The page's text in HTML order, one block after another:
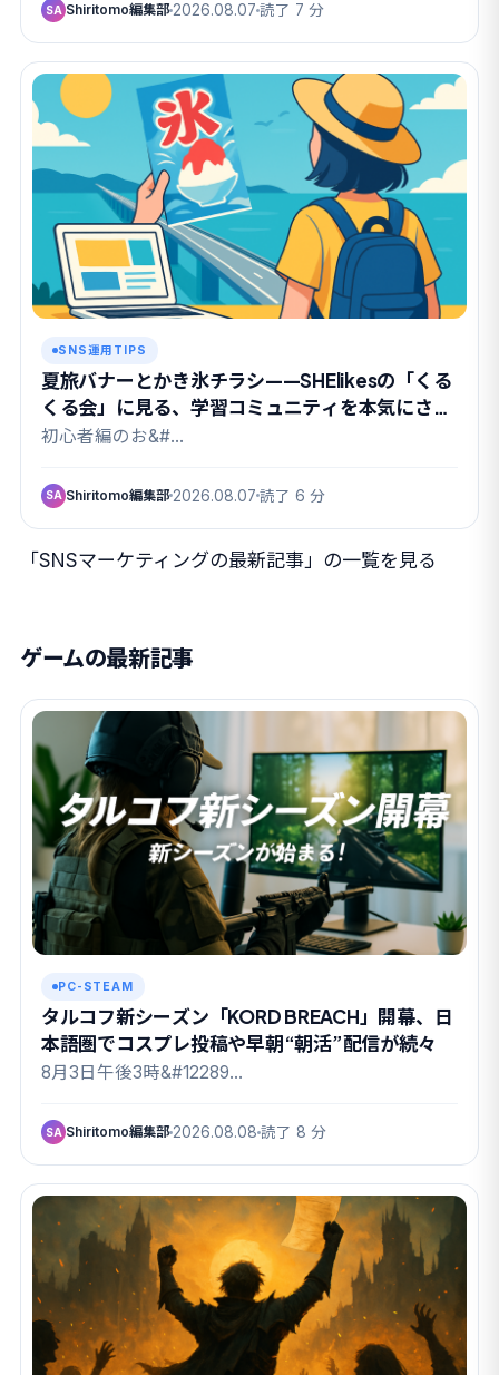
SA Shiritomo編集部 2026.08.07 読了 7 分
SNS運用TIPS
夏旅バナーとかき氷チラシ——SHElikesの「くる
くる会」に見る、学習コミュニティを本気にさせ
る課題設計
初心者編のお&#…
SA Shiritomo編集部 2026.08.07 読了 6 分
「SNSマーケティングの最新記事」の一覧を見る
ゲームの最新記事
PC-STEAM
タルコフ新シーズン「KORD BREACH」開幕、日
本語圏でコスプレ投稿や早朝“朝活”配信が続々
8月3日午後3時&#12289…
SA Shiritomo編集部 2026.08.08 読了 8 分